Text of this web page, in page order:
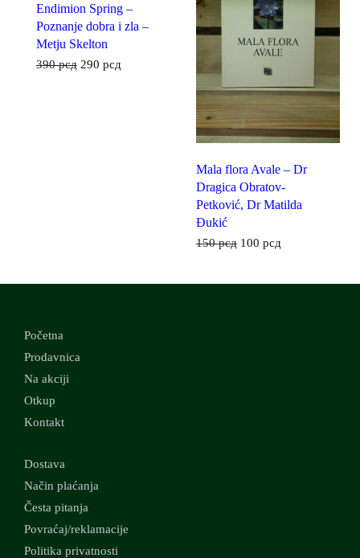
Endimion Spring –
Poznanje dobra i zla –
Metju Skelton
390рсд 290 рсд
Mala flora Avale – Dr
Dragica Obratov-
Petković, Dr Matilda
Đukić
150рсд 100 рсд
Početna
Prodavnica
Na akciji
Otkup
Kontakt
Dostava
Način plaćanja
Česta pitanja
Povraćaj/reklamacije
Politika privatnosti